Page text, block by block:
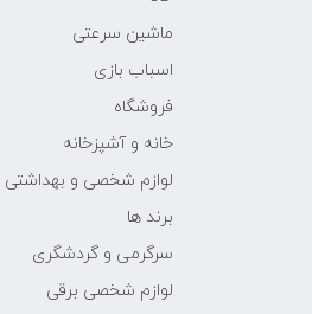
ماشین سرعتی
اسباب بازی
فروشگاه
خانه و آشپزخانه
لوازم شخصی و بهداشتی
برند ها
سرگرمی و گردشگری
لوازم شخصی برقی